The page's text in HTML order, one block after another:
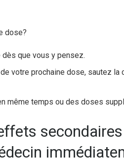
dose?
que vous y pensez.
de votre prochaine dose, sautez
même temps ou des doses